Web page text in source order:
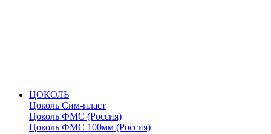
ЦОКОЛЬ
Цоколь Сим-пласт
Цоколь ФМС (Россия)
Цоколь ФМС 100мм (Россия)